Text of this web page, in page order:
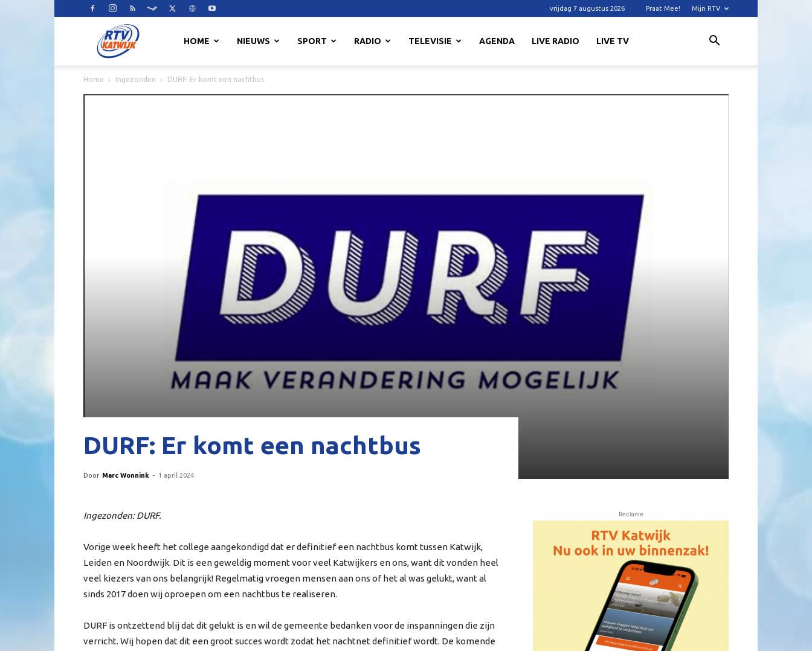
vrijdag 7 augustus 2026 Praat Mee! Mijn RTV
HOME NIEUWS SPORT RADIO TELEVISIE AGENDA LIVE RADIO LIVE TV
Home Ingezonden DURF: Er komt een nachtbus
DURF: Er komt een nachtbus
Door Marc Wonnink - 1 april 2024
Ingezonden: DURF.
Vorige week heeft het college aangekondigd dat er definitief een nachtbus komt tussen Katwijk,
Leiden en Noordwijk. Dit is een geweldig moment voor veel Katwijkers en ons, want dit vonden heel
veel kiezers van ons belangrijk! Regelmatig vroegen mensen aan ons of het al was gelukt, want al
sinds 2017 doen wij oproepen om een nachtbus te realiseren.
DURF is ontzettend blij dat dit gelukt is en wil de gemeente bedanken voor de inspanningen die zijn
verricht. Wij hopen dat dit een groot succes wordt zodat het nachtnet definitief wordt. De komende
Reclame